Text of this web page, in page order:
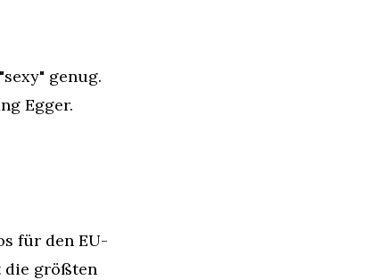
genug.
Egger.
für den EU-
die größten